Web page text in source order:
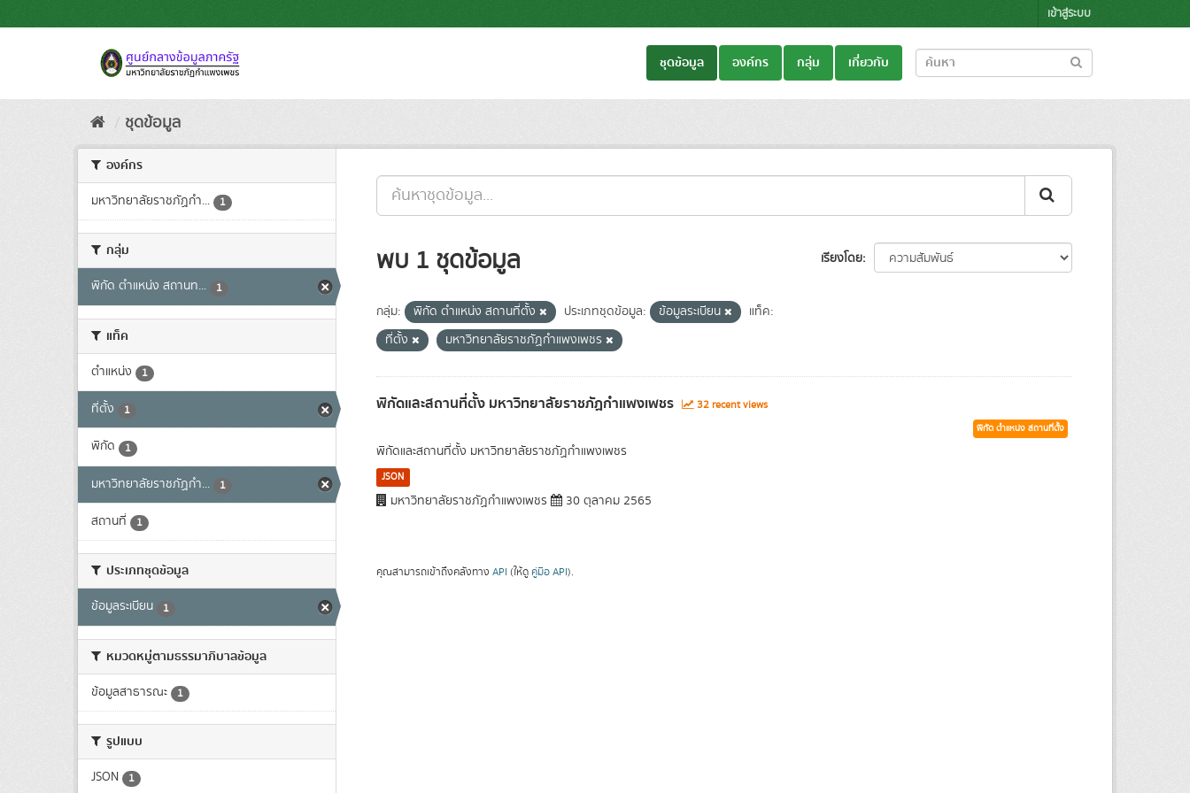
to
เข้าสู่ระบบ
ชุดข้อมูล องค์กร กลุ่ม เกี่ยวกับ
ชุดข้อมูล
องค์กร
มหาวิทยาลัยราชภัฏกำ... 1
กลุ่ม
พิกัด ตำแหน่ง สถานท... 1
แท็ค
ตำแหน่ง 1
ที่ตั้ง 1
พิกัด 1
มหาวิทยาลัยราชภัฏกำ... 1
สถานที่ 1
ประเภทชุดข้อมูล
ข้อมูลระเบียน 1
หมวดหมู่ตามธรรมาภิบาลข้อมูล
ข้อมูลสาธารณะ 1
รูปแบบ
JSON 1
เรียงโดย
พบ 1 ชุดข้อมูล
กลุ่ม: พิกัด ตำแหน่ง สถานที่ตั้ง ประเภทชุดข้อมูล: ข้อมูลระเบียน
แท็ค:
ที่ตั้ง
มหาวิทยาลัยราชภัฏกำแพงเพชร
พิกัดและสถานที่ตั้ง มหาวิทยาลัยราชภัฏกำแพงเพชร 32 recent views
พิกัด ตำแหน่ง สถานที่ตั้ง
พิกัดและสถานที่ตั้ง มหาวิทยาลัยราชภัฏกำแพงเพชร
JSON
มหาวิทยาลัยราชภัฏกำแพงเพชร 30 ตุลาคม 2565
คุณสามารถเข้าถึงคลังทาง API (ให้ดู คู่มือ API).